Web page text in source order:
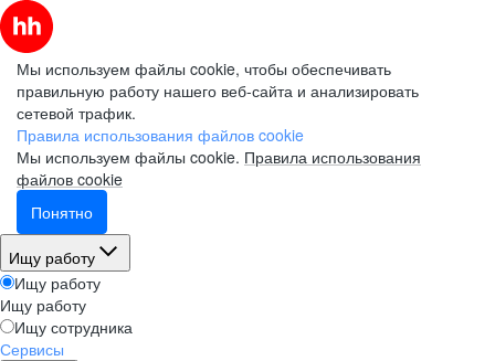
Мы используем файлы cookie, чтобы обеспечивать
правильную работу нашего веб-сайта и анализировать
сетевой трафик.
Правила использования файлов cookie
Мы используем файлы cookie. Правила использования
файлов cookie
Понятно
Ищу работу
Ищу работу
Ищу работу
Ищу сотрудника
Сервисы